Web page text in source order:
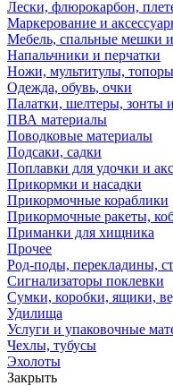
Лески, флюрокарбон,
Маркерование и
Мебель, спальные мешки
Напальчники и перчатки
Ножи, мультитулы, топоры
Одежда, обувь, очки
Палатки, шелтеры, зонты
ПВА материалы
Поводковые материалы
Подсаки, садки
Поплавки для удочки и
Прикормки и насадки
Прикормочные кораблики
Прикормочные ракеты,
Приманки для хищника
Прочее
Род-поды, перекладины,
Сигнализаторы поклевки
Сумки, коробки, ящики,
Удилища
Услуги и упаковочные
Чехлы, тубусы
Эхолоты
Закрыть